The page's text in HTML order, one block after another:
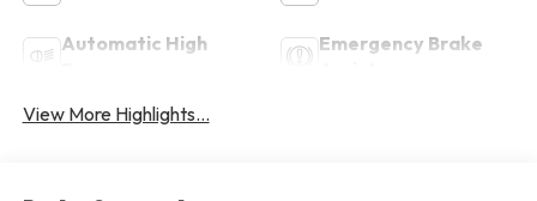
Automatic High
Emergency Brake
View More Highlights...